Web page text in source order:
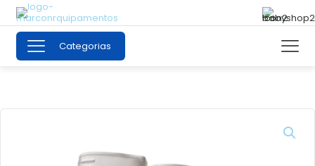
Categorias